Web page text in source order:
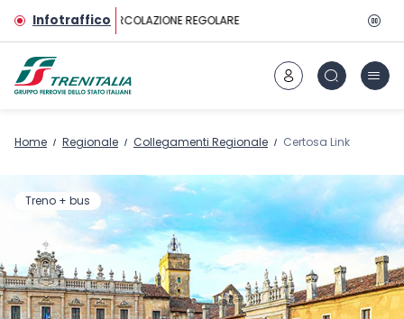
Vai al contenuto principale
InfotrafficoCIRCOLAZIONE REGOLARE
Home Regionale Collegamenti Regionale Certosa Link
Treno + bus